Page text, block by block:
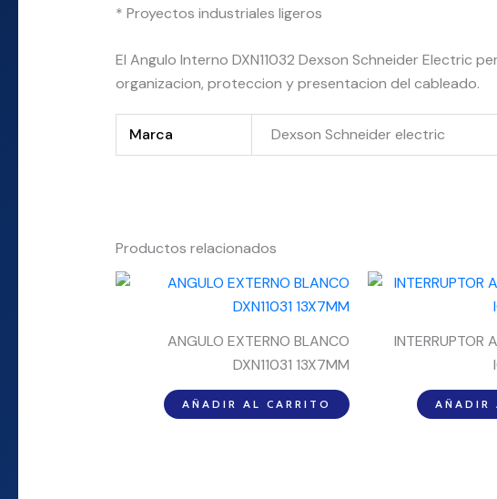
* Proyectos industriales ligeros
El Angulo Interno DXN11032 Dexson Schneider Electric
organizacion, proteccion y presentacion del cableado.
Marca Dexson Schneider electric
Productos relacionados
ANGULO EXTERNO BLANCO
DXN11031 13X7MM
AÑADIR AL CARRITO
INTERRUPTOR
AÑADIR